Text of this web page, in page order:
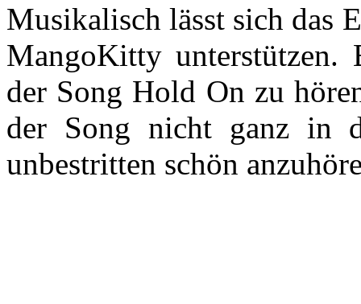
Musikalisch lässt sich das
MangoKitty
der Song Hold On zu
der Song nicht ganz in
unbestritten schön